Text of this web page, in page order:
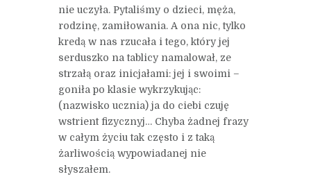
nie uczyła. Pytaliśmy o dzieci, męża,
rodzinę, zamiłowania. A ona nic, tylko
kredą w nas rzucała i tego, który jej
serduszko na tablicy namalował, ze
strzałą oraz inicjałami: jej i swoimi –
goniła po klasie wykrzykując:
(nazwisko ucznia) ja do ciebi czuję
wstrient fizycznyj… Chyba żadnej frazy
w całym życiu tak często i z taką
żarliwością wypowiadanej nie
słyszałem.